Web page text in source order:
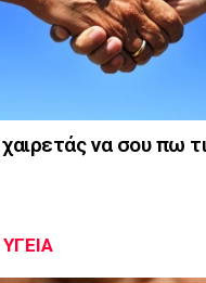
να σου πω
ΥΓΕΊΑ